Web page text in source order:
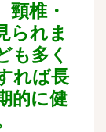
頸椎・
られま
も多く
れば長
的に健